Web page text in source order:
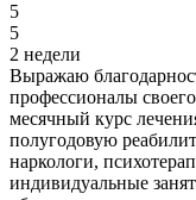
5
5
2 недели
Выражаю
профессионалы
месячный курс
полугодовую
наркологи,
индивидуальные